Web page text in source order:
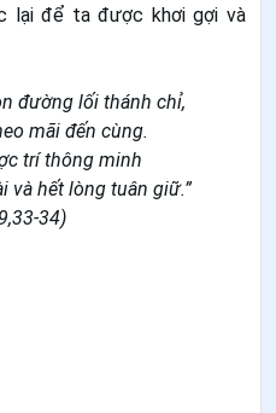
lại để ta được khơi gợi và
đường lối thánh chỉ,
mãi đến cùng.
trí thông minh
và hết lòng tuân giữ.”
34)